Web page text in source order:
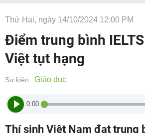
Thứ Hai, ngày 14/10/2024 12:00 PM
Điểm trung bình
Việt tụt hạng
Sự kiện: Giáo dục
0:00
Thí sinh Việt Nam đạt trung